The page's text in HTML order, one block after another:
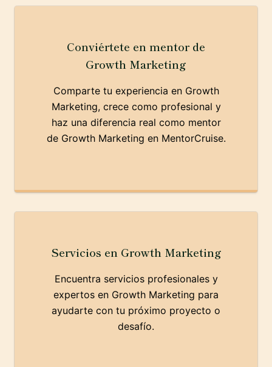
Conviértete en mentor de
Growth Marketing
Comparte tu experiencia en Growth
Marketing, crece como profesional y
haz una diferencia real como mentor
de Growth Marketing en MentorCruise.
Servicios en Growth Marketing
Encuentra servicios profesionales y
expertos en Growth Marketing para
ayudarte con tu próximo proyecto o
desafío.